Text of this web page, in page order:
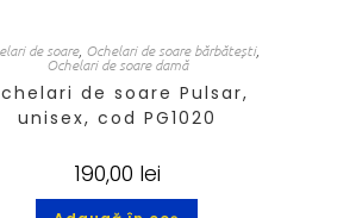
de soare, Ochelari de soare bărbătești,
Ochelari de soare damă
de soare Pulsar,
unisex, cod PG1020
190,00 lei